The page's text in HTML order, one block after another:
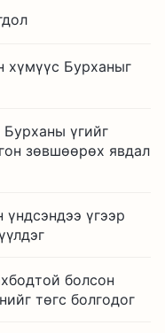
хүмүүс Бурханыг
Бурханы үгийг
зөвшөөрөх явдал
үгээр
болсон
төгс болгодог